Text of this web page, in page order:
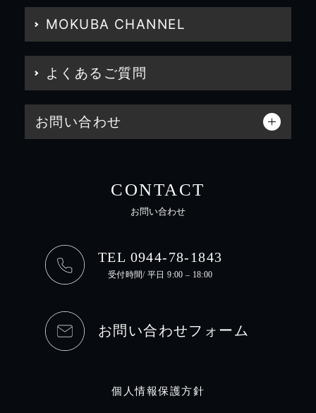
MOKUBA CHANNEL
よくあるご質問
お問い合わせ
CONTACT
お問い合わせ
TEL 0944-78-1843
受付時間/ 平日 9:00 – 18:00
お問い合わせフォーム
個人情報保護方針